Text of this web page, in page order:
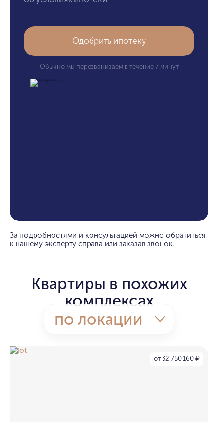
Одобрить ипотеку
Обычно мы перезваниваем в течение 7 минут
За подробностями и консультацией можно обратиться
к нашему эксперту справа или заказав звонок.
Квартиры в похожих
комплексах
по локации
от 32 750 160 ₽